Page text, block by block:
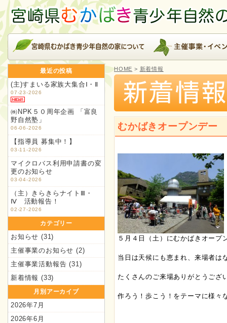
最近の投稿
(主)すまいる家族大集合Ⅰ・Ⅱ
07-23-2026
㈱NPK５０周年企画 「富良
野自然塾」
06-06-2026
【指導員 募集中！】
03-11-2026
マイクロバス利用申請書の変
更のお知らせ
03-04-2026
（主）きらきらナイトⅢ・
Ⅳ 活動報告！
02-27-2026
カテゴリー
お知らせ (31)
主催事業のお知らせ (2)
主催事業活動報告 (31)
新着情報 (33)
月別アーカイブ
2026年7月
2026年6月
HOME > 新着情報
むかばきオープンデー
５月４日（土）にむかばきオープ
当日は天候にも恵まれ、来場者は
たくさんのご来場ありがとうござ
作ろう！歩こう！をテーマに様々